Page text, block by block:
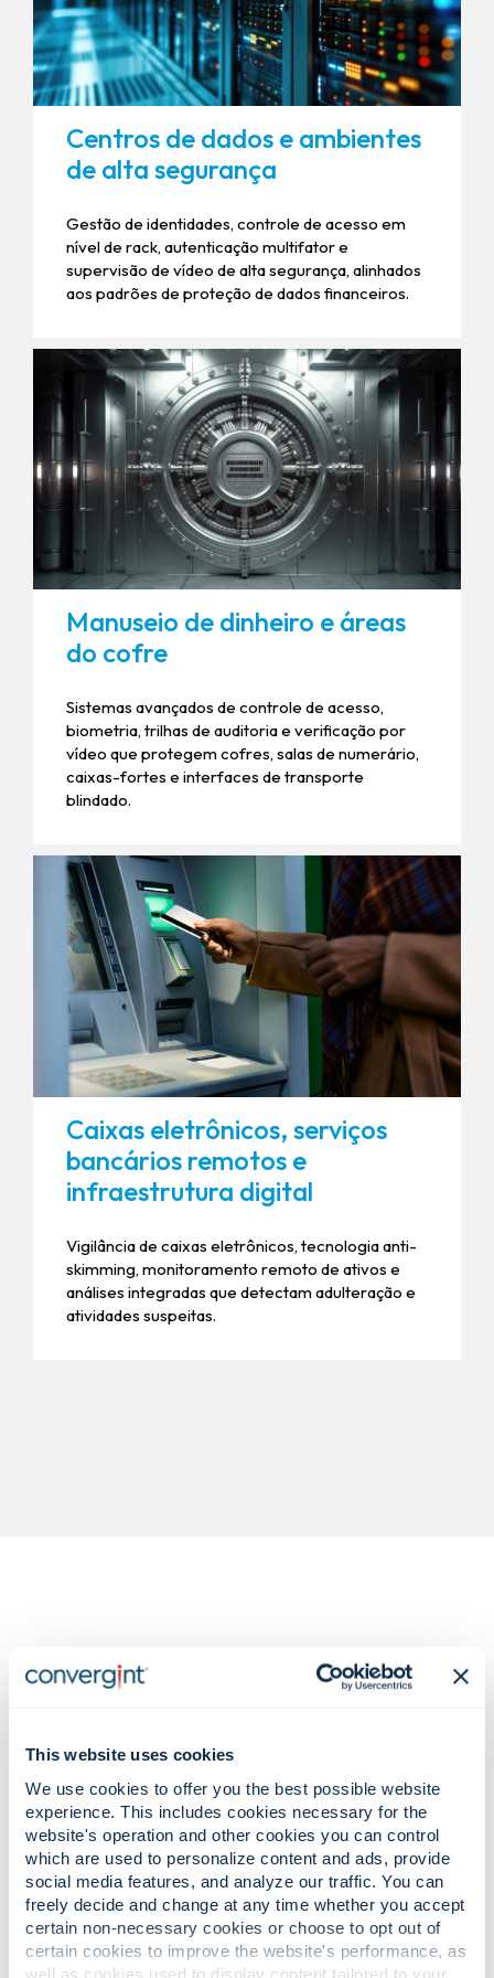
This website uses cookies
We use cookies to offer you the best possible website
experience. This includes cookies necessary for the
website's operation and other cookies you can control
which are used to personalize content and ads, provide
social media features, and analyze our traffic. You can
freely decide and change at any time whether you accept
certain non-necessary cookies or choose to opt out of
certain cookies to improve the website's performance, as
well as cookies used to display content tailored to your
Centros de dados e ambientes
de alta segurança
Gestão de identidades, controle de acesso em
nível de rack, autenticação multifator e
supervisão de vídeo de alta segurança, alinhados
aos padrões de proteção de dados financeiros.
Manuseio de dinheiro e áreas
do cofre
Sistemas avançados de controle de acesso,
biometria, trilhas de auditoria e verificação por
vídeo que protegem cofres, salas de numerário,
caixas-fortes e interfaces de transporte
blindado.
Caixas eletrônicos, serviços
bancários remotos e
infraestrutura digital
Vigilância de caixas eletrônicos, tecnologia anti-
skimming, monitoramento remoto de ativos e
análises integradas que detectam adulteração e
atividades suspeitas.
Soluções confiáveis ​​e baseadas em
auditoria.
Aumento das tentativas de fraude,
riscos internos e ameaças
direcionadas contra instituições
financeiras.